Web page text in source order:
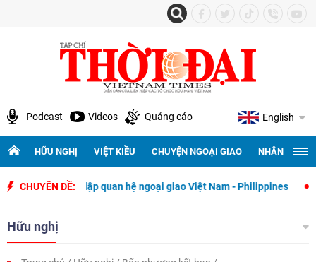
Podcast Videos Quảng cáo English
HỮU NGHỊ VIỆT KIỀU CHUYỆN NGOẠI GIAO NHÂN
CHUYÊN ĐỀ:
thiết lập quan hệ ngoại giao Việt Nam - Philippines 500 ngày
Hữu nghị